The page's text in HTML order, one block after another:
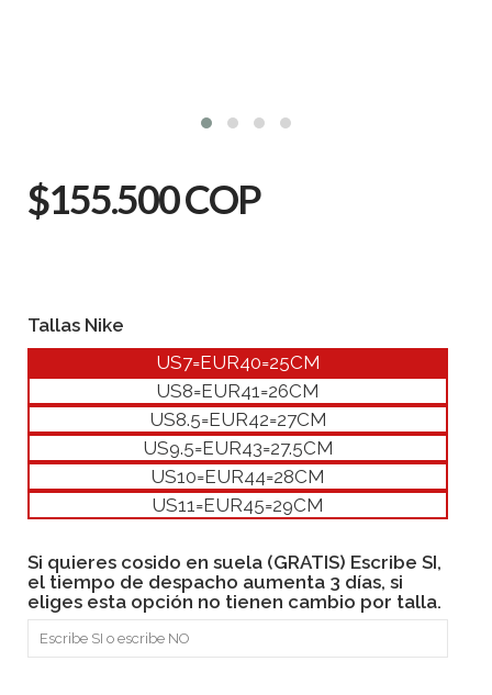
$155.500 COP
Tallas Nike
US7=EUR40=25CM
US8=EUR41=26CM
US8.5=EUR42=27CM
US9.5=EUR43=27.5CM
US10=EUR44=28CM
US11=EUR45=29CM
Si quieres cosido en suela (GRATIS) Escribe SI,
el tiempo de despacho aumenta 3 días, si
eliges esta opción no tienen cambio por talla.